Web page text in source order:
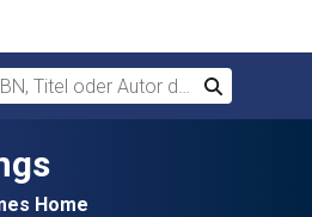
Titel oder Autor durchsuchen
Suchen
Home